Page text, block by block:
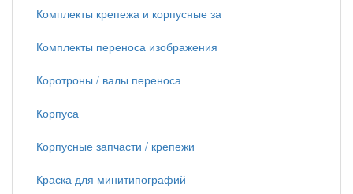
Комплекты крепежа и корпусные за
Комплекты переноса изображения
Коротроны / валы переноса
Корпуса
Корпусные запчасти / крепежи
Краска для минитипографий